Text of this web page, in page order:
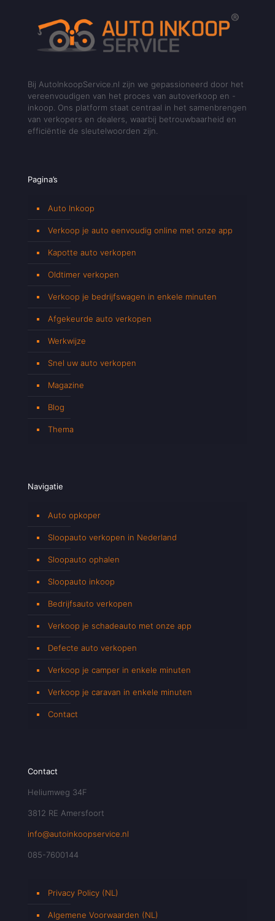
Bij AutoInkoopService.nl zijn we gepassioneerd door het
vereenvoudigen van het proces van autoverkoop en -
inkoop. Ons platform staat centraal in het samenbrengen
van verkopers en dealers, waarbij betrouwbaarheid en
efficiëntie de sleutelwoorden zijn.
Pagina’s
Auto Inkoop
Verkoop je auto eenvoudig online met onze app
Kapotte auto verkopen
Oldtimer verkopen
Verkoop je bedrijfswagen in enkele minuten
Afgekeurde auto verkopen
Werkwijze
Snel uw auto verkopen
Magazine
Blog
Thema
Navigatie
Auto opkoper
Sloopauto verkopen in Nederland
Sloopauto ophalen
Sloopauto inkoop
Bedrijfsauto verkopen
Verkoop je schadeauto met onze app
Defecte auto verkopen
Verkoop je camper in enkele minuten
Verkoop je caravan in enkele minuten
Contact
Contact
Heliumweg 34F
3812 RE Amersfoort
info@autoinkoopservice.nl
085-7600144
Privacy Policy (NL)
Algemene Voorwaarden (NL)